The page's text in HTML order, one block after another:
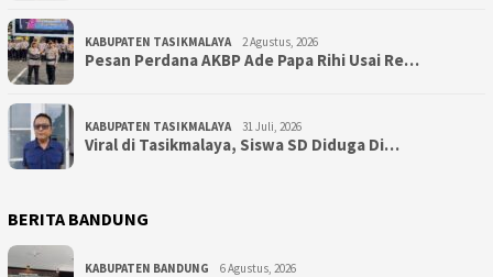
KABUPATEN TASIKMALAYA 2 Agustus, 2026
Pesan Perdana AKBP Ade Papa Rihi Usai Re…
KABUPATEN TASIKMALAYA 31 Juli, 2026
Viral di Tasikmalaya, Siswa SD Diduga Di…
BERITA BANDUNG
KABUPATEN BANDUNG 6 Agustus, 2026